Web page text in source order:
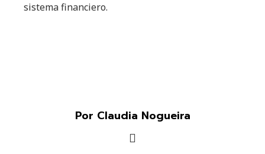
sistema financiero.
Por Claudia Nogueira